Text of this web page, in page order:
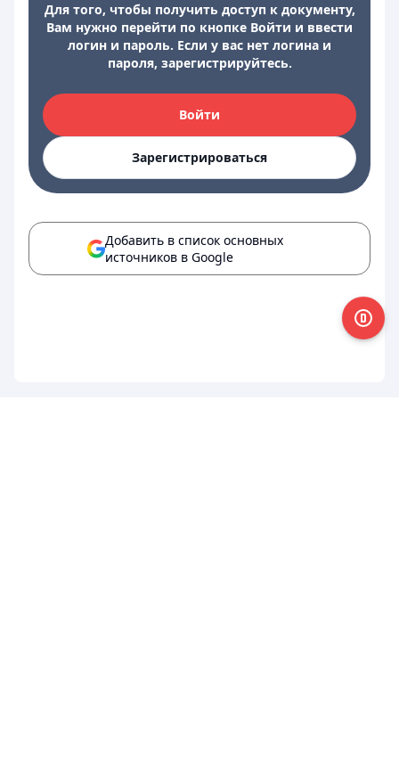
Для того, чтобы получить доступ к документу,
Вам нужно перейти по кнопке Войти и ввести
логин и пароль. Если у вас нет логина и
пароля, зарегистрируйтесь.
Войти
Зарегистрироваться
Добавить в список основных
источников в Google